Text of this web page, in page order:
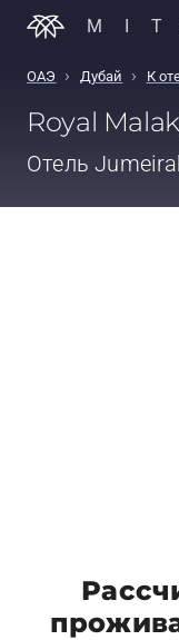
ОАЭ › Дубай › К
Royal
Отель